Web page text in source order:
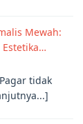
Mewah:
tidak